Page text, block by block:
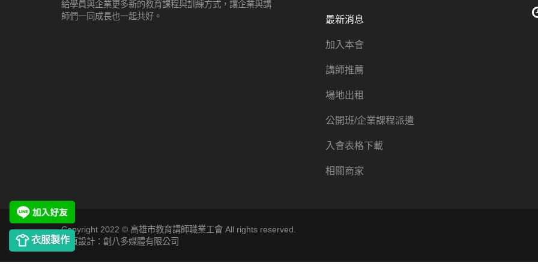
給學員與企業更多新的教育課程與訓練方式，讓企業與講
師們一同成長也一起共好。
最新消息
加入本會
講師推薦
場地出租
公開班/企業課程派遣
入會表格下載
相關商家
Copyright 2022 © 高雄市教育講師職業工會 All rights reserved.
網頁設計：創八多媒體有限公司
衣服製作